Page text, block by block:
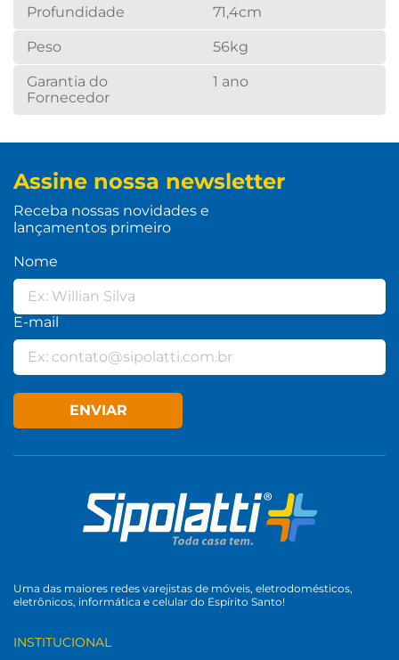
Profundidade 71,4cm
Peso 56kg
Garantia do
Fornecedor
1 ano
Assine nossa newsletter
Receba nossas novidades e
lançamentos primeiro
Nome
E-mail
ENVIAR
Uma das maiores redes varejistas de móveis, eletrodomésticos,
eletrônicos, informática e celular do Espírito Santo!
INSTITUCIONAL